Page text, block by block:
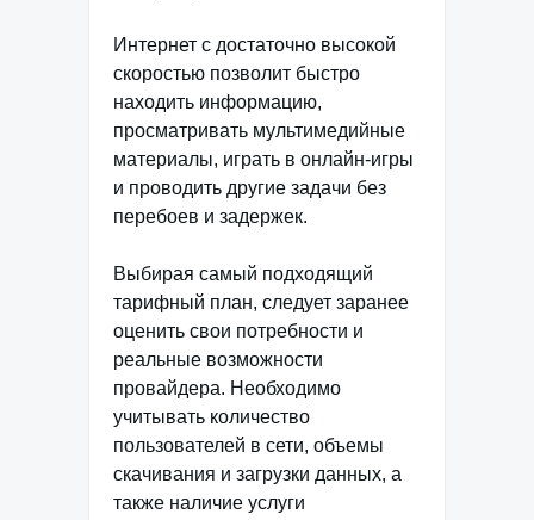
Интернет с достаточно высокой
скоростью позволит быстро
находить информацию,
просматривать мультимедийные
материалы, играть в онлайн-игры
и проводить другие задачи без
перебоев и задержек.
Выбирая самый подходящий
тарифный план, следует заранее
оценить свои потребности и
реальные возможности
провайдера. Необходимо
учитывать количество
пользователей в сети, объемы
скачивания и загрузки данных, а
также наличие услуги